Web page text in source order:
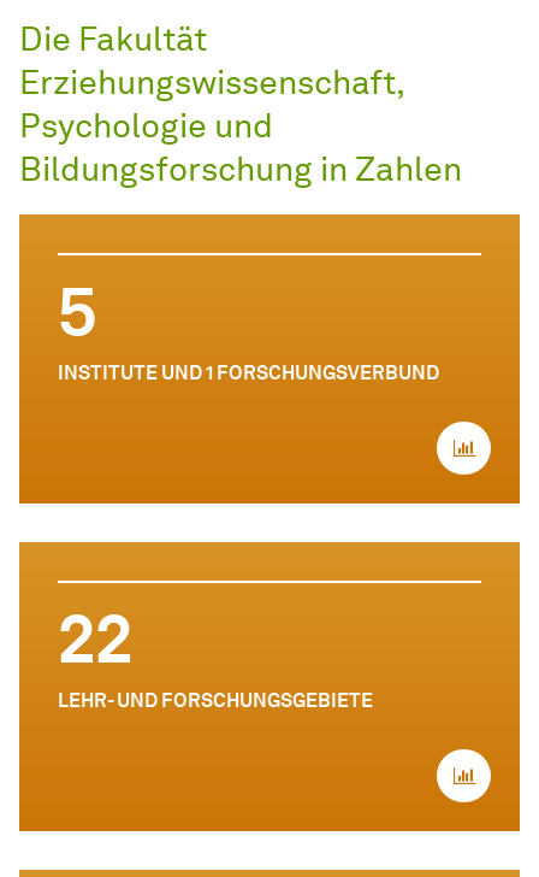
Die Fakultät
Erziehungswissenschaft,
Psychologie und
Bildungsforschung in Zahlen
5
INSTITUTE UND 1 FORSCHUNGSVERBUND
22
LEHR- UND FORSCHUNGSGEBIETE